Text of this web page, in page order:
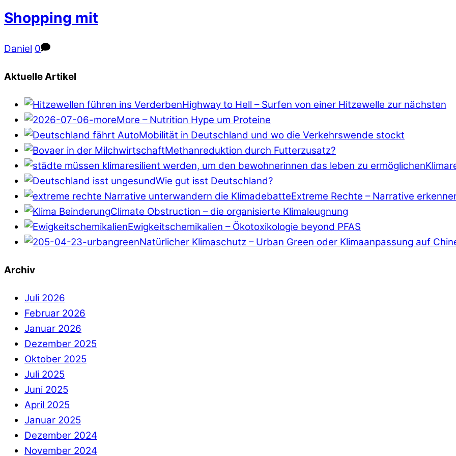
Shopping mit
Daniel 0
Aktuelle Artikel
Highway to Hell – Surfen von einer Hitzewelle zur nächsten
More – Nutrition Hype um Proteine
Mobilität in Deutschland und wo die Verkehrswende stockt
Methanreduktion durch Futterzusatz?
Wie gut isst Deutschland?
Extreme Rechte – Narrative
Climate Obstruction – die organisierte Klimaleugnung
Ewigkeitschemikalien – Ökotoxikologie beyond PFAS
Natürlicher Klimaschutz – Urban Green oder Klimaanpassung auf
Archiv
Juli 2026
Februar 2026
Januar 2026
Dezember 2025
Oktober 2025
Juli 2025
Juni 2025
April 2025
Januar 2025
Dezember 2024
November 2024